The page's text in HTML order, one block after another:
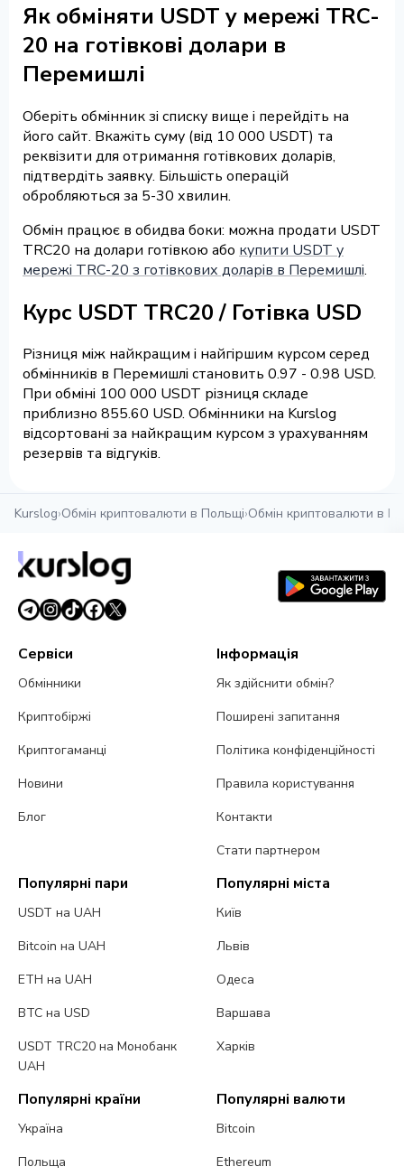
Як обміняти USDT у мережі TRC-
20 на готівкові долари в
Перемишлі
Оберіть обмінник зі списку вище і перейдіть на
його сайт. Вкажіть суму (від 10 000 USDT) та
реквізити для отримання готівкових доларів,
підтвердіть заявку. Більшість операцій
обробляються за 5-30 хвилин.
Обмін працює в обидва боки: можна продати USDT
TRC20 на долари готівкою або купити USDT у
мережі TRC-20 з готівкових доларів в Перемишлі.
Курс USDT TRC20 / Готівка USD
Різниця між найкращим і найгіршим курсом серед
обмінників в Перемишлі становить 0.97 - 0.98 USD.
При обміні 100 000 USDT різниця складе
приблизно 855.60 USD. Обмінники на Kurslog
відсортовані за найкращим курсом з урахуванням
резервів та відгуків.
Kurslog›Обмін криптовалюти в Польщі›Обмін криптовалюти в
Сервіси
Обмінники
Криптобіржі
Криптогаманці
Новини
Блог
Інформація
Як здійснити обмін?
Поширені запитання
Політика конфіденційності
Правила користування
Контакти
Стати партнером
Популярні пари
USDT на UAH
Bitcoin на UAH
ETH на UAH
BTC на USD
USDT TRC20 на Монобанк
UAH
Популярні міста
Київ
Львів
Одеса
Варшава
Харків
Популярні країни
Україна
Польща
Популярні валюти
Bitcoin
Ethereum